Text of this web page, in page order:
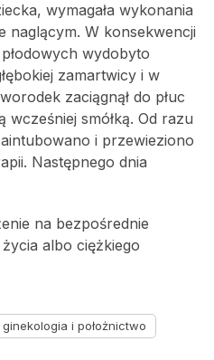
wymagała wykonania
naglącym. W konsekwencji
wydobyto
zamartwicy i w
zaciągnął do płuc
wcześniej smółką. Od razu
i przewieziono
Następnego dnia
na bezpośrednie
albo ciężkiego
ginekologia i położnictwo